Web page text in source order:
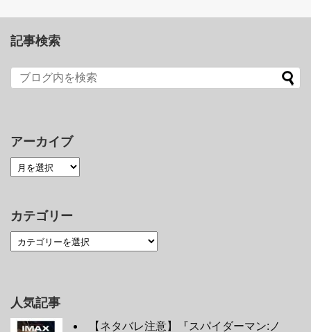
記事検索
アーカイブ
カテゴリー
人気記事
【ネタバレ注意】『スパイダーマン:ノ